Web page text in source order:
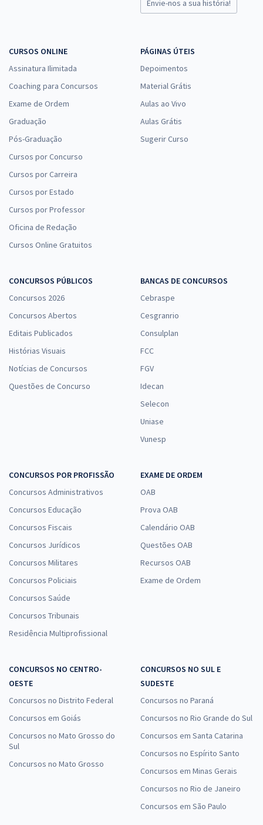
Envie-nos a sua história!
CURSOS ONLINE
Assinatura Ilimitada
Coaching para Concursos
Exame de Ordem
Graduação
Pós-Graduação
Cursos por Concurso
Cursos por Carreira
Cursos por Estado
Cursos por Professor
Oficina de Redação
Cursos Online Gratuitos
PÁGINAS ÚTEIS
Depoimentos
Material Grátis
Aulas ao Vivo
Aulas Grátis
Sugerir Curso
CONCURSOS PÚBLICOS
Concursos 2026
Concursos Abertos
Editais Publicados
Histórias Visuais
Notícias de Concursos
Questões de Concurso
BANCAS DE CONCURSOS
Cebraspe
Cesgranrio
Consulplan
FCC
FGV
Idecan
Selecon
Uniase
Vunesp
CONCURSOS POR PROFISSÃO
Concursos Administrativos
Concursos Educação
Concursos Fiscais
Concursos Jurídicos
Concursos Militares
Concursos Policiais
Concursos Saúde
Concursos Tribunais
Residência Multiprofissional
EXAME DE ORDEM
OAB
Prova OAB
Calendário OAB
Questões OAB
Recursos OAB
Exame de Ordem
CONCURSOS NO CENTRO-
OESTE
Concursos no Distrito Federal
Concursos em Goiás
Concursos no Mato Grosso do
Sul
Concursos no Mato Grosso
CONCURSOS NO SUL E
SUDESTE
Concursos no Paraná
Concursos no Rio Grande do Sul
Concursos em Santa Catarina
Concursos no Espírito Santo
Concursos em Minas Gerais
Concursos no Rio de Janeiro
Concursos em São Paulo